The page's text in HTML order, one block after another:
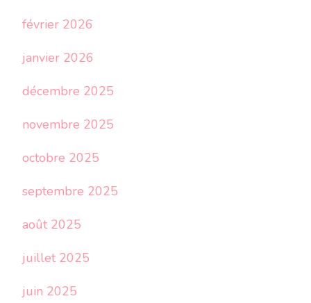
février 2026
janvier 2026
décembre 2025
novembre 2025
octobre 2025
septembre 2025
août 2025
juillet 2025
juin 2025